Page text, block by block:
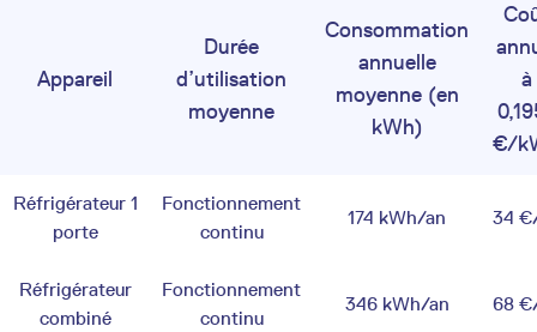
Appareil
Durée
d’utilisation
moyenne
Consommation
annuelle
moyenne (en
kWh)
à
€/
Réfrigérateur 1
porte
Fonctionnement
continu
174 kWh/an 34
Réfrigérateur
combiné
Fonctionnement
continu
346 kWh/an 68